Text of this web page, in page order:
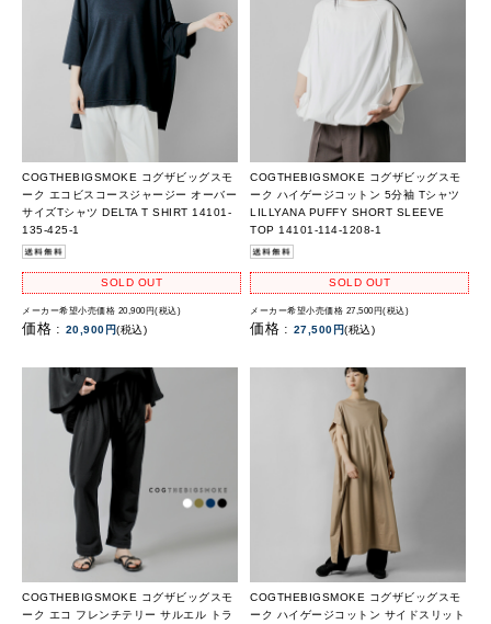
COGTHEBIGSMOKE コグザビッグスモ
ーク エコビスコースジャージー オーバー
サイズTシャツ DELTA T SHIRT 14101-
135-425-1
SOLD OUT
メーカー希望小売価格 20,900円(税込)
価格 : 20,900円(税込)
COGTHEBIGSMOKE コグザビッグスモ
ーク ハイゲージコットン 5分袖 Tシャツ
LILLYANA PUFFY SHORT SLEEVE
TOP 14101-114-1208-1
SOLD OUT
メーカー希望小売価格 27,500円(税込)
価格 : 27,500円(税込)
COGTHEBIGSMOKE コグザビッグスモ
ーク エコ フレンチテリー サルエル トラ
COGTHEBIGSMOKE コグザビッグスモ
ーク ハイゲージコットン サイドスリット